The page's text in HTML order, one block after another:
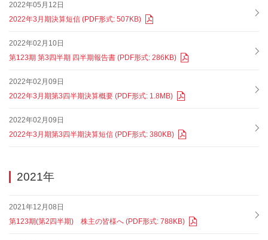
2022年05月12日
2022年3月期決算短信 (PDF形式: 507KB)
2022年02月10日
第123期 第3四半期 四半期報告書 (PDF形式: 286KB)
2022年02月09日
2022年3月期第3四半期決算概要 (PDF形式: 1.8MB)
2022年02月09日
2022年3月期第3四半期決算短信 (PDF形式: 380KB)
2021年
2021年12月08日
第123期(第2四半期) 株主の皆様へ (PDF形式: 788KB)